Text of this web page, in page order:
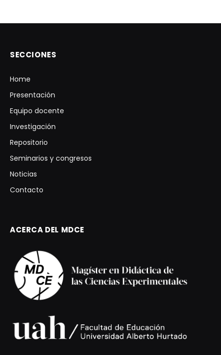
SECCIONES
Home
Presentación
Equipo docente
Investigación
Repositorio
Seminarios y congresos
Noticias
Contacto
ACERCA DEL MDCE